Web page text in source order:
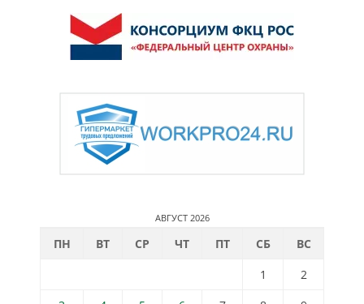
АВГУСТ 2026
ПН ВТ СР ЧТ ПТ СБ
ВС
1
2